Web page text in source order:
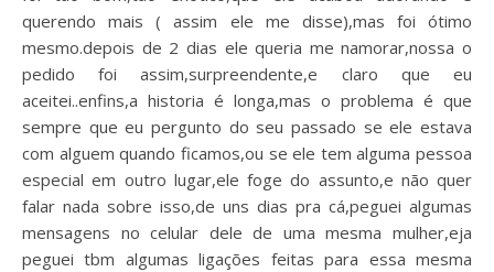
querendo mais ( assim ele me disse),mas foi ótimo
mesmo.depois de 2 dias ele queria me namorar,nossa o
pedido foi assim,surpreendente,e claro que eu
aceitei..enfins,a historia é longa,mas o problema é que
sempre que eu pergunto do seu passado se ele estava
com alguem quando ficamos,ou se ele tem alguma pessoa
especial em outro lugar,ele foge do assunto,e não quer
falar nada sobre isso,de uns dias pra cá,peguei algumas
mensagens no celular dele de uma mesma mulher,eja
peguei tbm algumas ligações feitas para essa mesma